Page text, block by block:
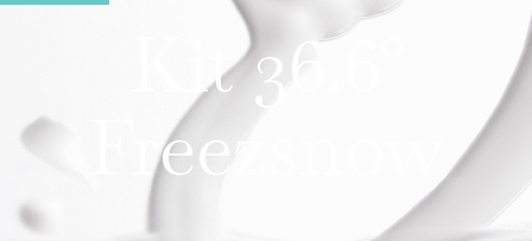
Kit 36.6°
Freezsnow